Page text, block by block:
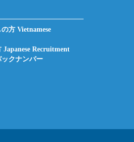
方 Vietnamese
Japanese Recruitment
クナンバー